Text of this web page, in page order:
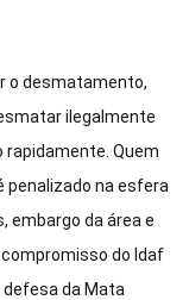
o desmatamento,
ilegalmente
Quem
penalizado na esfera
embargo da área e
do Idaf
da Mata